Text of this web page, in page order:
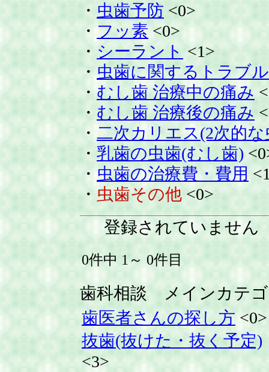
・ 虫歯予防 <0>
・ フッ素<0>
・ シーラント <1>
・虫歯に関するトラブル
・むし歯 治療中の痛み
・ むし歯 治療後の痛み
・ 二次カリエス(2次的な
・ 乳歯の虫歯(むし歯)
・虫歯の治療費・費用
・ 虫歯その他 <0>
登録されていません
0件中 1～ 0件目
歯科相談 メインカテ
歯医者さんの探し方<0>
抜歯(抜けた・抜く予定)
<3>